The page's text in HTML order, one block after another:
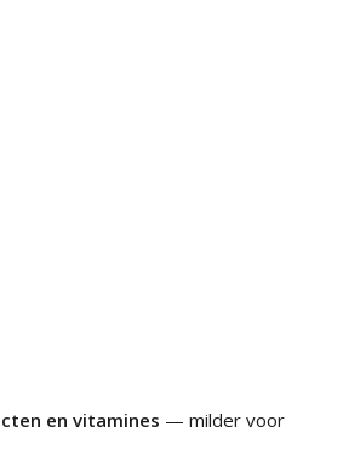
en vitamines — milder voor